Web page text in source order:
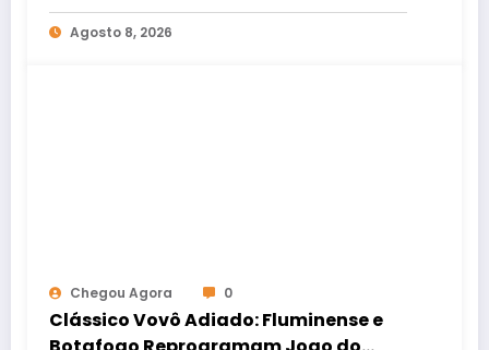
Agosto 8, 2026
Chegou Agora 0
Clássico Vovô Adiado: Fluminense e